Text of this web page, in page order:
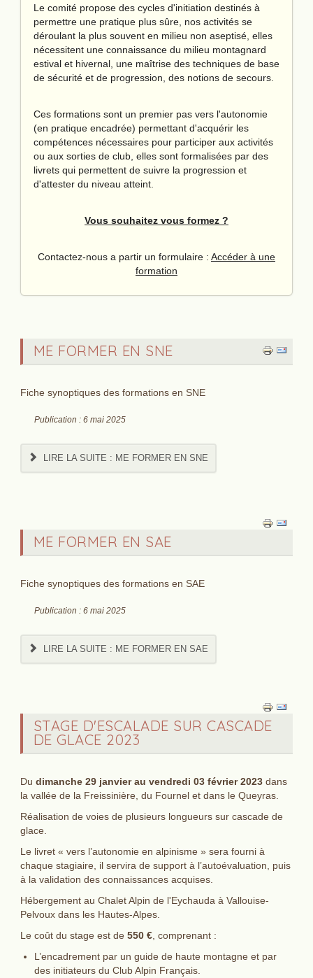
Le comité propose des cycles d'initiation destinés à
permettre une pratique plus sûre, nos activités se
déroulant la plus souvent en milieu non aseptisé, elles
nécessitent une connaissance du milieu montagnard
estival et hivernal, une maîtrise des techniques de base
de sécurité et de progression, des notions de secours.
Ces formations sont un premier pas vers l'autonomie
(en pratique encadrée) permettant d'acquérir les
compétences nécessaires pour participer aux activités
ou aux sorties de club, elles sont formalisées par des
livrets qui permettent de suivre la progression et
d'attester du niveau atteint.
Vous souhaitez vous formez ?
Contactez-nous a partir un formulaire : Accéder à une
formation
ME FORMER EN SNE
Fiche synoptiques des formations en SNE
Publication : 6 mai 2025
LIRE LA SUITE : ME FORMER EN SNE
ME FORMER EN SAE
Fiche synoptiques des formations en SAE
Publication : 6 mai 2025
LIRE LA SUITE : ME FORMER EN SAE
STAGE D'ESCALADE SUR CASCADE
DE GLACE 2023
Du dimanche 29 janvier au vendredi 03 février 2023dans
la vallée de la Freissinière, du Fournel et dans le Queyras.
Réalisation de voies de plusieurs longueurs sur cascade de
glace.
Le livret « vers l’autonomie en alpinisme » sera fourni à
chaque stagiaire, il servira de support à l’autoévaluation, puis
à la validation des connaissances acquises.
Hébergement au Chalet Alpin de l'Eychauda à Vallouise-
Pelvoux dans les Hautes-Alpes.
Le coût du stage est de 550 €, comprenant :
L’encadrement par un guide de haute montagne et par
des initiateurs du Club Alpin Français.